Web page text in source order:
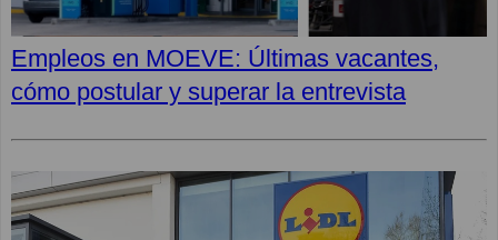
Empleos en MOEVE: Últimas vacantes,
cómo postular y superar la entrevista